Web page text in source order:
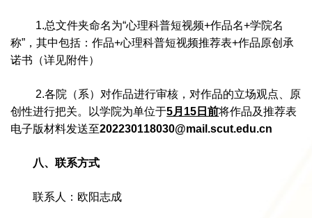
1.总文件夹命名为“心理科普短视频+作品名+学院名
称”，其中包括：作品+心理科普短视频推荐表+作品原创承
诺书（详见附件）
2.各院（系）对作品进行审核，对作品的立场观点、原
创性进行把关。以学院为单位于5月15日前将作品及推荐表
电子版材料发送至202230118030@mail.scut.edu.cn
八、联系方式
联系人：欧阳志成